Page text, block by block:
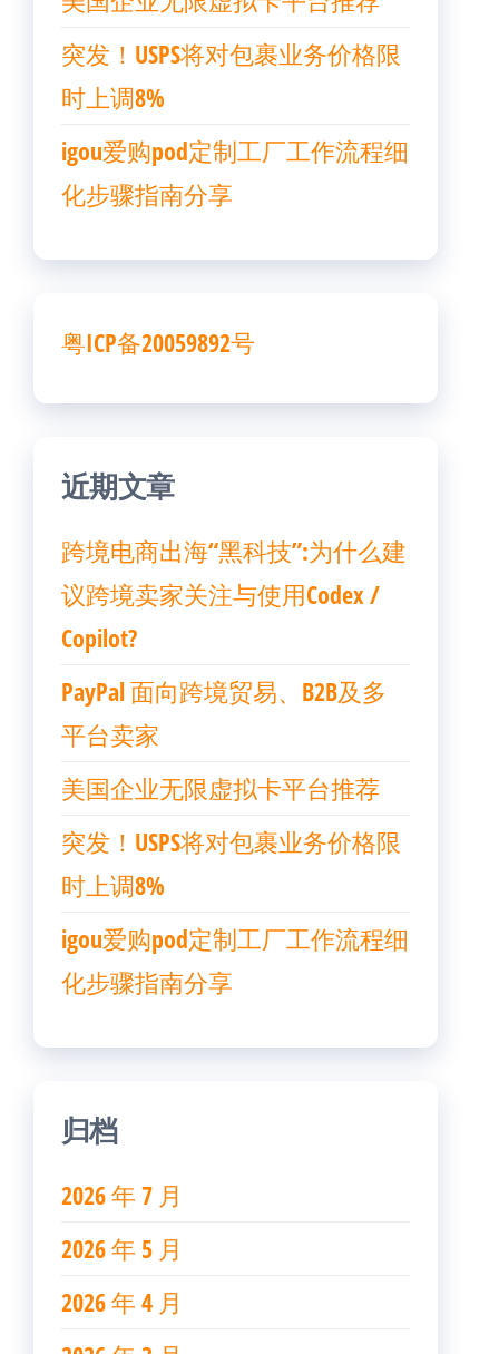
突发！USPS将对包裹业务价格限
时上调8%
igou爱购pod定制工厂工作流程细
化步骤指南分享
粤ICP备20059892号
近期文章
跨境电商出海“黑科技”:为什么建
议跨境卖家关注与使用Codex /
Copilot?
PayPal 面向跨境贸易、B2B及多
平台卖家
美国企业无限虚拟卡平台推荐
突发！USPS将对包裹业务价格限
时上调8%
igou爱购pod定制工厂工作流程细
化步骤指南分享
归档
2026 年 7 月
2026 年 5 月
2026 年 4 月